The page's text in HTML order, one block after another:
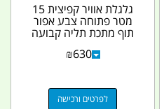
גלגלת אוויר קפיצית 15
מטר פתוחה צבע אפור
תוף מתכת תליה קבועה
1031319 קמפינג לייף
₪630
לפרטים ורכישה